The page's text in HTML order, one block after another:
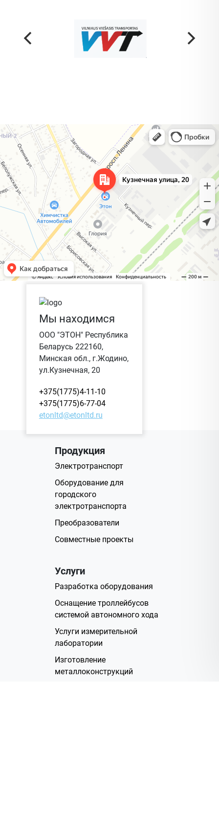
Жодино
Кузнечная улица, 20 — Яндекс Карты
Мы находимся
ООО "ЭТОН" Республика
Беларусь 222160,
Минская обл., г.Жодино,
ул.Кузнечная, 20
+375(1775)4-11-10
+375(1775)6-77-04
etonltd@etonltd.ru
Продукция
Электротранспорт
Оборудование для
городского
электротранспорта
Преобразователи
Совместные проекты
Услуги
Разработка оборудования
Оснащение троллейбусов
системой автономного хода
Услуги измерительной
лаборатории
Изготовление
металлоконструкций